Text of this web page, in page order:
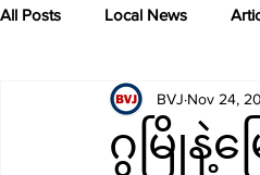
All Posts Local News
Video
ဂွမြိုနဲ့
BVJ Nov 24,